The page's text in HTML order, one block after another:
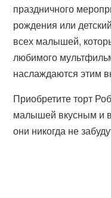
праздничного
рождения или
всех малышей,
любимого
наслаждаются этим
Приобретите торт
малышей вкусным и
они никогда не